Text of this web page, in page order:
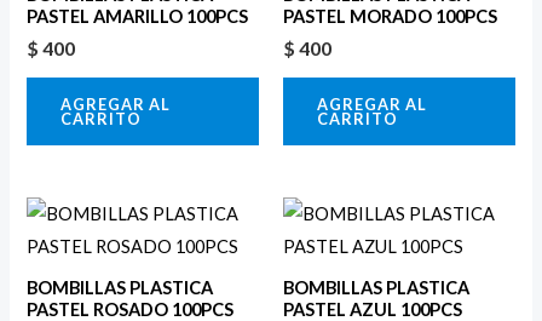
PASTEL AMARILLO 100PCS
$ 400
AGREGAR AL
CARRITO
PASTEL MORADO 100PCS
$ 400
AGREGAR AL
CARRITO
BOMBILLAS PLASTICA
PASTEL ROSADO 100PCS
BOMBILLAS PLASTICA
PASTEL AZUL 100PCS